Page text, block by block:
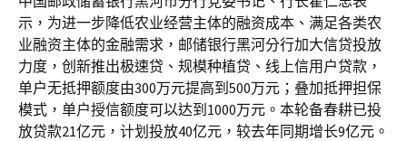
示，为进一步降低农业经营主体的融资成本、满足各类农
业融资主体的金融需求，邮储银行黑河分行加大信贷投放
力度，创新推出极速贷、规模种植贷、线上信用户贷款，
单户无抵押额度由300万元提高到500万元；叠加抵押担保
模式，单户授信额度可以达到1000万元。本轮备春耕已投
放贷款21亿元，计划投放40亿元，较去年同期增长9亿元。